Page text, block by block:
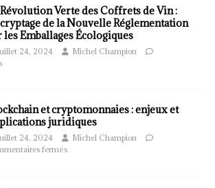
Verte des Coffrets de Vin :
de la Nouvelle Réglementation
les Emballages Écologiques
24, 2024
Michel Champion
et cryptomonnaies : enjeux et
juridiques
24, 2024
Michel Champion
fermés